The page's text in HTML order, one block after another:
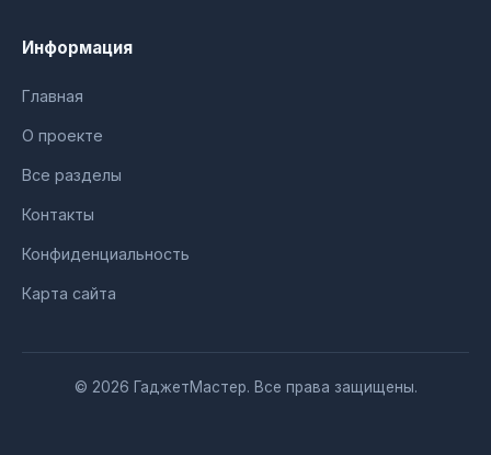
Информация
Главная
О проекте
Все разделы
Контакты
Конфиденциальность
Карта сайта
© 2026 ГаджетМастер. Все права защищены.